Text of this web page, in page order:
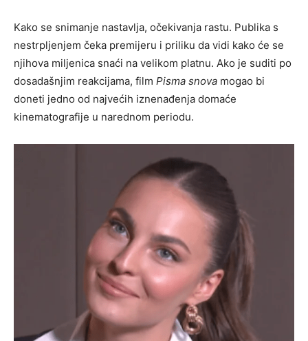
Kako se snimanje nastavlja, očekivanja rastu. Publika s
nestrpljenjem čeka premijeru i priliku da vidi kako će se
njihova miljenica snaći na velikom platnu. Ako je suditi po
dosadašnjim reakcijama, film Pisma snova mogao bi
doneti jedno od najvećih iznenađenja domaće
kinematografije u narednom periodu.